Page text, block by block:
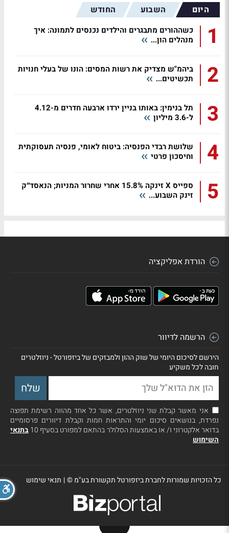
היום השבוע החודש
1
כשההורים מתבגרים והילדים נכנסים לתמונה: איך
מנהלים הון...
2
ביהמ"ש מצדיק את רשות המסים: הונו של בעלי חנויות
תכשיטים...
3
תל בנימין: באותו בניין ירדו ארבעה חדרים מ-4.12
ל-3.6 מיליון
4
שלושת רבדי הפנסיה: ביטוח לאומי, פנסיה תעסוקתית
וחיסכון פרטי
5
ספייס X זינקה 15.8% אחרי שחרור המניות; הנאסד״ק
זינק השבוע...
הורדת אפליקציה
הרשמה לדיוור
הירשם לסיכום היומי של שוק ההון ולמבזקים של ביזפורטל - ניוזלטרים
חובה לכל משקיע
אני מאשר קבלת שני ניוזלטרים, אשר כל אחד מהווה רשימת תפוצה
נפרדת, בנושאים סיכום יומי והתראות חמות וקבלת דיוורים פרסומיים
בדואר אלקטרוני ו/ או באמצעות הסלולר בהתאם למפורט בסעיף 10
בתנאי
השימוש
כל הזכויות שמורות לחברת ביזפורטל תקשורת בע"מ ©| תנאי שימוש